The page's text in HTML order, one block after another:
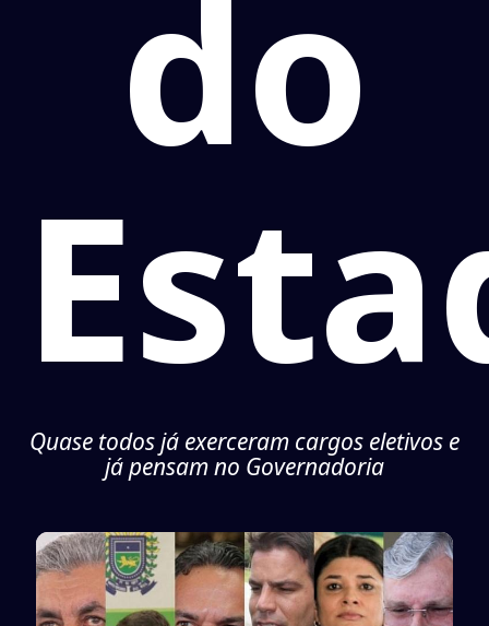
do
Quase todos já exerceram cargos eletivos e
já pensam no Governadoria